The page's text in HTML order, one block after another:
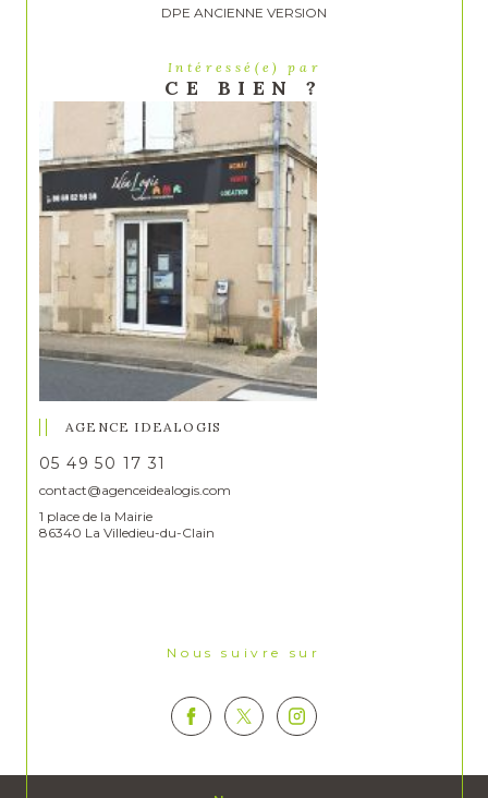
DPE ANCIENNE VERSION
Intéressé(e) par
CE BIEN ?
AGENCE IDEALOGIS
05 49 50 17 31
contact@agenceidealogis.com
1 place de la Mairie
86340 La Villedieu-du-Clain
Nous suivre sur